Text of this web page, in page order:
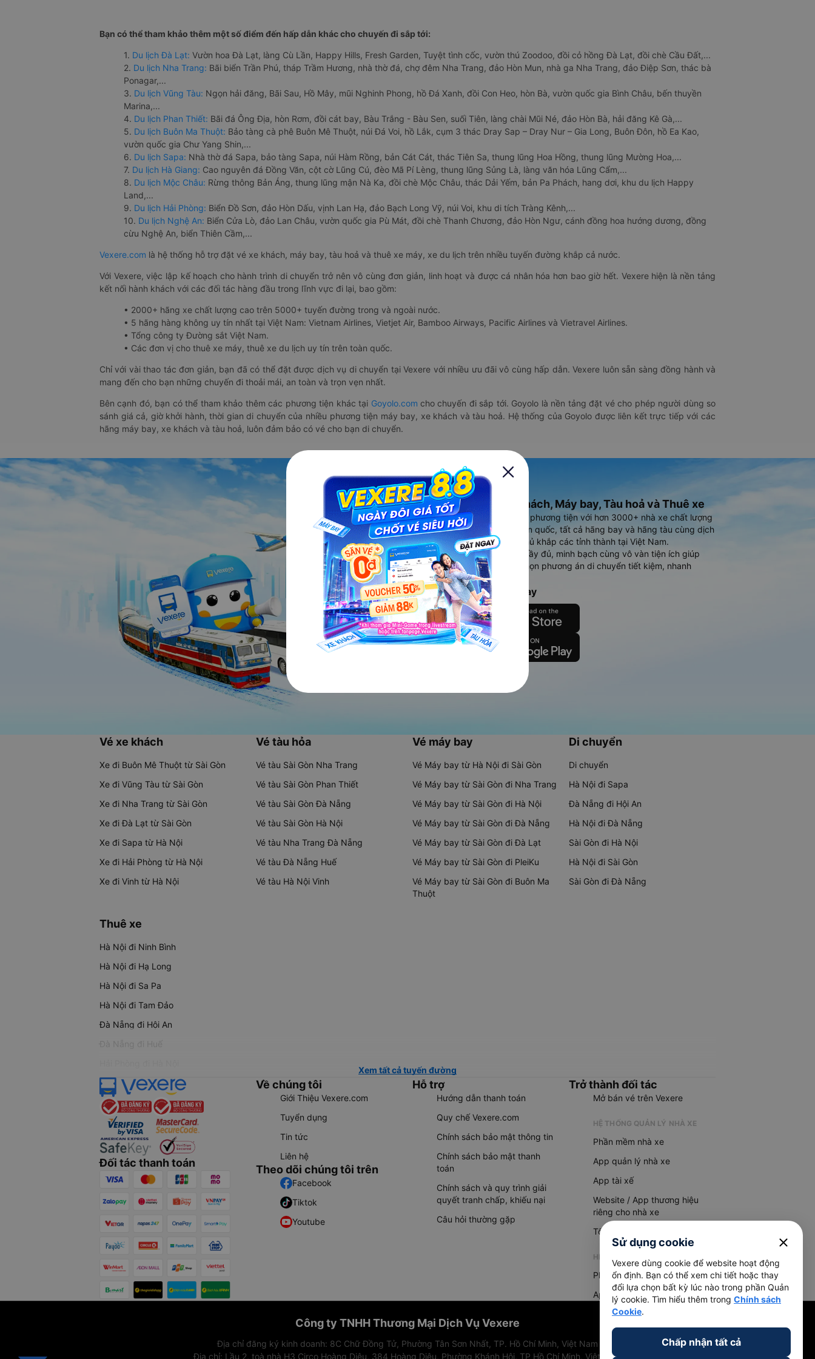
Bạn có thể tham khảo thêm một số điểm đến hấp dẫn khác cho chuyến đi sắp tới:
1. Du lịch Đà Lạt: Vườn hoa Đà Lạt, làng Cù Lần, Happy Hills, Fresh Garden, Tuyệt tình cốc, vườn thú Zoodoo, đồi cỏ hồng Đà Lạt, đồi chè Cầu Đất,...
2. Du lịch Nha Trang: Bãi biển Trần Phú, tháp Trầm Hương, nhà thờ đá, chợ đêm Nha Trang, đảo Hòn Mun, nhà ga Nha Trang, đảo Điệp Sơn, thác bà
Ponagar,...
3. Du lịch Vũng Tàu: Ngọn hải đăng, Bãi Sau, Hồ Mây, mũi Nghinh Phong, hồ Đá Xanh, đồi Con Heo, hòn Bà, vườn quốc gia Bình Châu, bến thuyền
Marina,...
4. Du lịch Phan Thiết: Bãi đá Ông Địa, hòn Rơm, đồi cát bay, Bàu Trắng - Bàu Sen, suối Tiên, làng chài Mũi Né, đảo Hòn Bà, hải đăng Kê Gà,...
5. Du lịch Buôn Ma Thuột: Bảo tàng cà phê Buôn Mê Thuột, núi Đá Voi, hồ Lắk, cụm 3 thác Dray Sap – Dray Nur – Gia Long, Buôn Đôn, hồ Ea Kao,
vườn quốc gia Chư Yang Shin,...
6. Du lịch Sapa: Nhà thờ đá Sapa, bảo tàng Sapa, núi Hàm Rồng, bản Cát Cát, thác Tiên Sa, thung lũng Hoa Hồng, thung lũng Mường Hoa,...
7. Du lịch Hà Giang: Cao nguyên đá Đồng Văn, cột cờ Lũng Cú, đèo Mã Pí Lèng, thung lũng Sủng Là, làng văn hóa Lũng Cẩm,...
8. Du lịch Mộc Châu: Rừng thông Bản Áng, thung lũng mận Nà Ka, đồi chè Mộc Châu, thác Dải Yếm, bản Pa Phách, hang dơi, khu du lịch Happy
Land,...
9. Du lịch Hải Phòng: Biển Đồ Sơn, đảo Hòn Dấu, vịnh Lan Hạ, đảo Bạch Long Vỹ, núi Voi, khu di tích Tràng Kênh,...
10. Du lịch Nghệ An: Biển Cửa Lò, đảo Lan Châu, vườn quốc gia Pù Mát, đồi chè Thanh Chương, đảo Hòn Ngư, cánh đồng hoa hướng dương, đồng
cừu Nghệ An, biển Thiên Cầm,...
Vexere.com là hệ thống hỗ trợ đặt vé xe khách, máy bay, tàu hoả và thuê xe máy, xe du lịch trên nhiều tuyến đường khắp cả nước.
Với Vexere, việc lập kế hoạch cho hành trình di chuyển trở nên vô cùng đơn giản, linh hoạt và được cá nhân hóa hơn bao giờ hết. Vexere hiện là nền tảng
kết nối hành khách với các đối tác hàng đầu trong lĩnh vực đi lại, bao gồm:
• 2000+ hãng xe chất lượng cao trên 5000+ tuyến đường trong và ngoài nước.
• 5 hãng hàng không uy tín nhất tại Việt Nam: Vietnam Airlines, Vietjet Air, Bamboo Airways, Pacific Airlines và Vietravel Airlines.
• Tổng công ty Đường sắt Việt Nam.
• Các đơn vị cho thuê xe máy, thuê xe du lịch uy tín trên toàn quốc.
Chỉ với vài thao tác đơn giản, bạn đã có thể đặt được dịch vụ di chuyển tại Vexere với nhiều ưu đãi vô cùng hấp dẫn. Vexere luôn sẵn sàng đồng hành và
mang đến cho bạn những chuyến đi thoải mái, an toàn và trọn vẹn nhất.
Bên cạnh đó, bạn có thể tham khảo thêm các phương tiện khác tại Goyolo.com cho chuyến đi sắp tới. Goyolo là nền tảng đặt vé cho phép người dùng so
sánh giá cả, giờ khởi hành, thời gian di chuyển của nhiều phương tiện máy bay, xe khách và tàu hoả. Hệ thống của Goyolo được liên kết trực tiếp với các
hãng máy bay, xe khách và tàu hoả, luôn đảm bảo có vé cho bạn di chuyển.
Ứng dụng đặt vé Xe khách, Máy bay, Tàu hoả và Thuê xe
Vexere - ứng dụng đặt vé đa phương tiện với hơn 3000+ nhà xe chất lượng
cao, 5000+ tuyến đường toàn quốc, tất cả hãng bay và hãng tàu cùng dịch
vụ thuê xe máy, xe du lịch phủ khắp các tỉnh thành tại Việt Nam.
Ứng dụng hiển thị thông tin đầy đủ, minh bạch cùng vô vàn tiện ích giúp
người dùng so sánh và lựa chọn phương án di chuyển tiết kiệm, nhanh
chóng và phù hợp nhất.
Tải ứng dụng Vexere ngay
Vé xe khách
Xe đi Buôn Mê Thuột từ Sài Gòn
Xe đi Vũng Tàu từ Sài Gòn
Xe đi Nha Trang từ Sài Gòn
Xe đi Đà Lạt từ Sài Gòn
Xe đi Sapa từ Hà Nội
Xe đi Hải Phòng từ Hà Nội
Xe đi Vinh từ Hà Nội
Vé tàu hỏa
Vé tàu Sài Gòn Nha Trang
Vé tàu Sài Gòn Phan Thiết
Vé tàu Sài Gòn Đà Nẵng
Vé tàu Sài Gòn Hà Nội
Vé tàu Nha Trang Đà Nẵng
Vé tàu Đà Nẵng Huế
Vé tàu Hà Nội Vinh
Vé máy bay
Vé Máy bay từ Hà Nội đi Sài Gòn
Vé Máy bay từ Sài Gòn đi Nha Trang
Vé Máy bay từ Sài Gòn đi Hà Nội
Vé Máy bay từ Sài Gòn đi Đà Nẵng
Vé Máy bay từ Sài Gòn đi Đà Lạt
Vé Máy bay từ Sài Gòn đi PleiKu
Vé Máy bay từ Sài Gòn đi Buôn Ma
Thuột
Di chuyển
Di chuyển
Hà Nội đi Sapa
Đà Nẵng đi Hội An
Hà Nội đi Đà Nẵng
Sài Gòn đi Hà Nội
Hà Nội đi Sài Gòn
Sài Gòn đi Đà Nẵng
Thuê xe
Hà Nội đi Ninh Bình
Hà Nội đi Hạ Long
Hà Nội đi Sa Pa
Hà Nội đi Tam Đảo
Đà Nẵng đi Hội An
Đà Nẵng đi Huế
Xem tất cả tuyến đường
Đối tác thanh toán
Về chúng tôi
Giới Thiệu Vexere.com
Tuyển dụng
Tin tức
Liên hệ
Theo dõi chúng tôi trên
Facebook
Tiktok
Youtube
Hỗ trợ
Hướng dẫn thanh toán
Quy chế Vexere.com
Chính sách bảo mật thông tin
Chính sách bảo mật thanh
toán
Chính sách và quy trình giải
quyết tranh chấp, khiếu nại
Câu hỏi thường gặp
Trở thành đối tác
Mở bán vé trên Vexere
HỆ THỐNG QUẢN LÝ NHÀ XE
Phần mềm nhà xe
App quản lý nhà xe
App tài xế
Website / App thương hiệu
riêng cho nhà xe
Tổng đài AI
HỆ THỐNG QUẢN LÝ HÀNG HOÁ
Phần mềm quản lý hàng hoá
App quản lý hàng hoá
Công ty TNHH Thương Mại Dịch Vụ Vexere
Địa chỉ đăng ký kinh doanh: 8C Chữ Đồng Tử, Phường Tân Sơn Nhất, TP. Hồ Chí Minh, Việt Nam
Địa chỉ: Lầu 2, toà nhà H3 Circo Hoàng Diệu, 384 Hoàng Diệu, Phường Khánh Hội, TP Hồ Chí Minh, Việt Nam
Sử dụng cookie close
Vexere dùng cookie để website hoạt động
ổn định. Bạn có thể xem chi tiết hoặc thay
đổi lựa chọn bất kỳ lúc nào trong phần Quản
lý cookie. Tìm hiểu thêm trong Chính sách
Cookie.
Chấp nhận tất cả